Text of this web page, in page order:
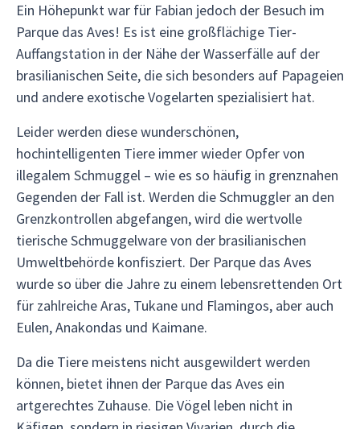
Ein Höhepunkt war für Fabian jedoch der Besuch im
Parque das Aves! Es ist eine großflächige Tier-
Auffangstation in der Nähe der Wasserfälle auf der
brasilianischen Seite, die sich besonders auf Papageien
und andere exotische Vogelarten spezialisiert hat.
Leider werden diese wunderschönen,
hochintelligenten Tiere immer wieder Opfer von
illegalem Schmuggel – wie es so häufig in grenznahen
Gegenden der Fall ist. Werden die Schmuggler an den
Grenzkontrollen abgefangen, wird die wertvolle
tierische Schmuggelware von der brasilianischen
Umweltbehörde konfisziert. Der Parque das Aves
wurde so über die Jahre zu einem lebensrettenden Ort
für zahlreiche Aras, Tukane und Flamingos, aber auch
Eulen, Anakondas und Kaimane.
Da die Tiere meistens nicht ausgewildert werden
können, bietet ihnen der Parque das Aves ein
artgerechtes Zuhause. Die Vögel leben nicht in